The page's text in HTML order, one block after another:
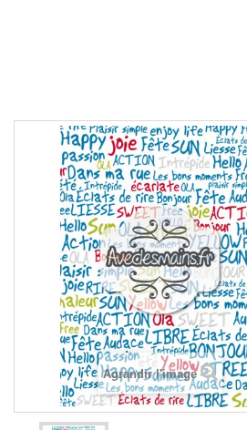
Agrandir l'image